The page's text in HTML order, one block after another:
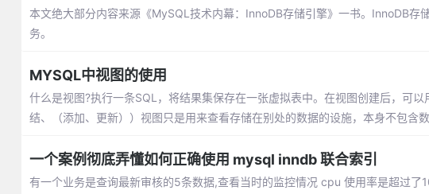
本文绝大部分内容来源《MySQL技术内幕：InnoDB存储引擎》一书。InnoDB
务。
MYSQL中视图的使用
什么是视图?执行一条SQL，将结果集保存在一张虚拟表中。在视图创建后，可
结、（添加、更新））视图只是用来查看存储在别处的数据的设施，本身不包含
一个案例彻底弄懂如何正确使用 mysql inndb 联合索引
有一个业务是查询最新审核的5条数据,查看当时的监控情况 cpu 使用率是超过